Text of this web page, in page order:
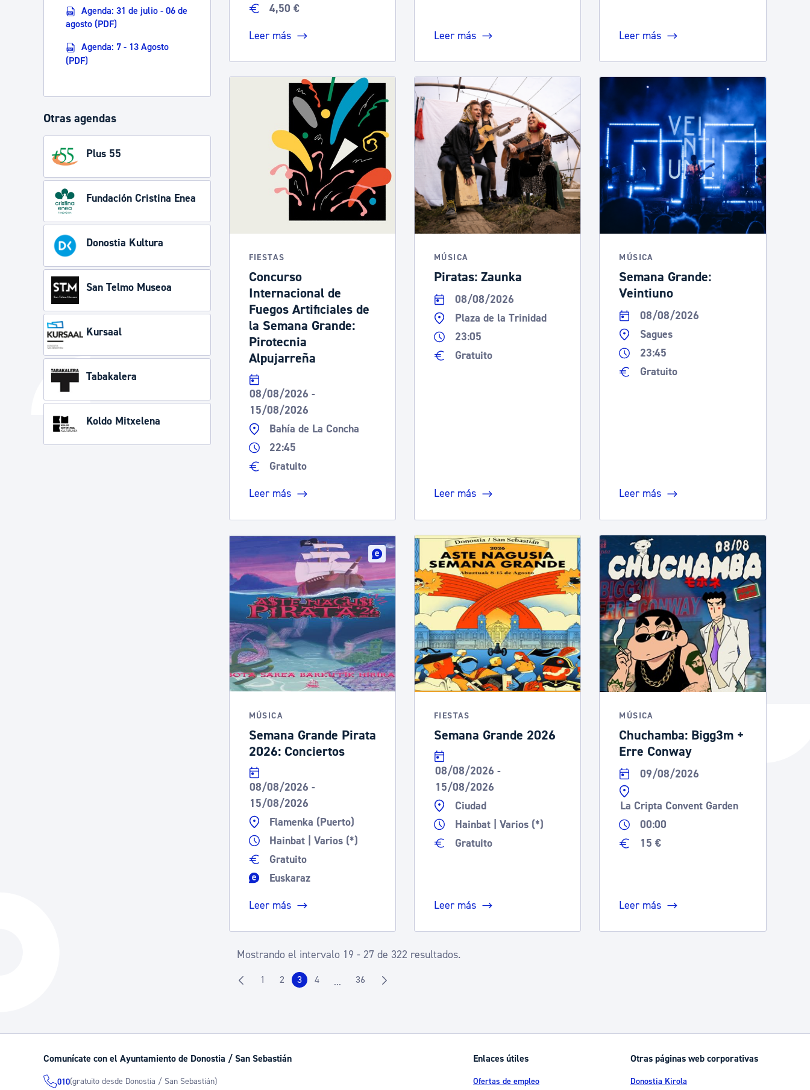
Agenda: 31 de julio - 06 de
agosto (PDF)
Agenda: 7 - 13 Agosto
(PDF)
Otras agendas
Plus 55
Fundación Cristina Enea
Donostia Kultura
San Telmo Museoa
Kursaal
Tabakalera
Koldo Mitxelena
4,50 €
Leer más
Leer más Leer más
FIESTAS
Concurso
Internacional de
Fuegos Artificiales de
la Semana Grande:
Pirotecnia
Alpujarreña
08/08/2026 -
15/08/2026
Bahía de La Concha
22:45
Gratuito
Leer más
MÚSICA
Piratas: Zaunka
08/08/2026
Plaza de la Trinidad
23:05
Gratuito
Leer más
MÚSICA
Semana Grande:
Veintiuno
08/08/2026
Sagues
23:45
Gratuito
Leer más
MÚSICA
Semana Grande Pirata
2026: Conciertos
08/08/2026 -
15/08/2026
Flamenka (Puerto)
Hainbat | Varios (*)
Gratuito
Euskaraz
Leer más
FIESTAS
Semana Grande 2026
08/08/2026 -
15/08/2026
Ciudad
Hainbat | Varios (*)
Gratuito
Leer más
MÚSICA
Chuchamba: Bigg3m +
Erre Conway
09/08/2026
La Cripta Convent Garden
00:00
15 €
Leer más
Mostrando el intervalo 19 - 27 de 322 resultados.
Página
1 Página
2 Página
3 Página
4 ...Páginas intermedias Use TAB para desplazarse.
Página
36
Comunícate con el Ayuntamiento de Donostia / San Sebastián
010(gratuito desde Donostia / San Sebastián)
Enlaces útiles
Ofertas de empleo
Otras páginas web corporativas
Donostia Kirola